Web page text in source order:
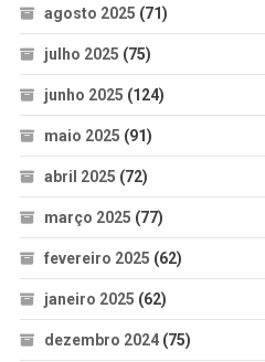
agosto 2025 (71)
julho 2025 (75)
junho 2025 (124)
maio 2025 (91)
abril 2025 (72)
março 2025 (77)
fevereiro 2025 (62)
janeiro 2025 (62)
dezembro 2024(75)